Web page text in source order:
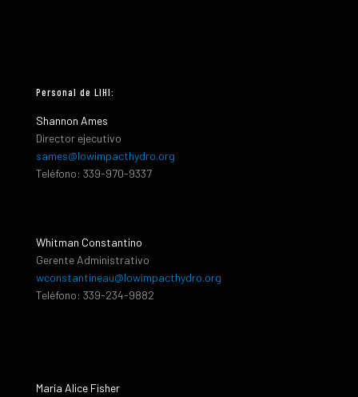
Personal de LIHI:
Shannon Ames
Director ejecutivo
sames@lowimpacthydro.org
Teléfono: 339-970-9337
Whitman Constantino
Gerente Administrativo
wconstantineau@lowimpacthydro.org
Teléfono: 339-234-9882
María Alice Fisher